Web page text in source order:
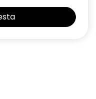
manuale